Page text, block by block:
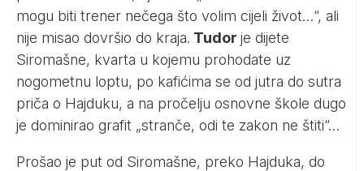
mogu biti trener nečega što volim cijeli život…“, ali
nije misao dovršio do kraja. Tudor je dijete
Siromašne, kvarta u kojemu prohodate uz
nogometnu loptu, po kafićima se od jutra do sutra
priča o Hajduku, a na pročelju osnovne škole dugo
je dominirao grafit „stranče, odi te zakon ne štiti“…
Prošao je put od Siromašne, preko Hajduka, do